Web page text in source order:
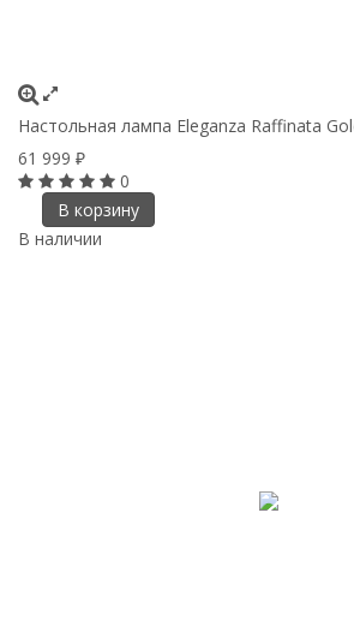
Настольная лампа Eleganza Raffinata
61 999 ₽
0
В корзину
В наличии